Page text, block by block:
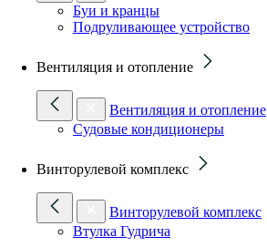
Буи и кранцы
Подруливающее устройство
Вентиляция и отопление
Вентиляция и отопление
Судовые кондиционеры
Винторулевой комплекс
Винторулевой комплекс
Втулка Гудрича